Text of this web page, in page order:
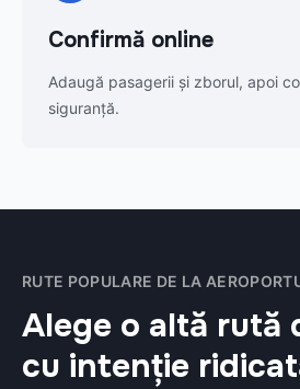
Confirmă online
Adaugă pasagerii și zborul, apoi
siguranță.
RUTE POPULARE DE LA
Alege o altă rută
cu intenție